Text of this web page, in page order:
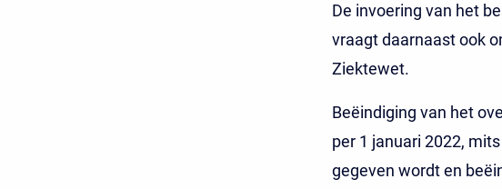
De invoering van het
vraagt daarnaast ook
Ziektewet.
Beëindiging van het
per 1 januari 2022,
gegeven wordt en